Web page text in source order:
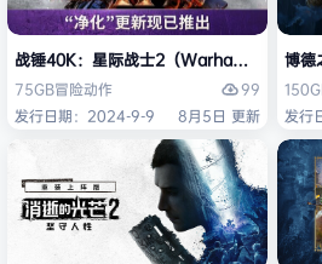
战锤40K：星际战士2（Warhammer
75GB冒险动作
99
发行日期：2024-9-9
8月5日 更新
博德
发行